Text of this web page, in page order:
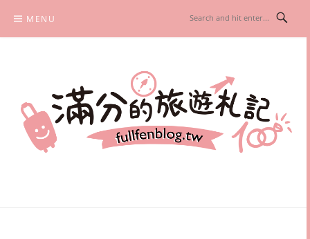
content
MENU